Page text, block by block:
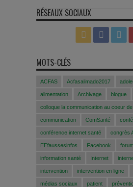
RÉSEAUX SOCIAUX
MOTS-CLÉS
ACFAS Acfasalimado2017
alimentation Archivage blogue
colloque la communication au coeur
communication ComSanté
conférence internet santé congrès
EEfaussesinfos Facebook
information santé Internet
intervention intervention en ligne
médias sociaux patient